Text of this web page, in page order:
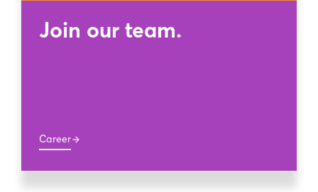
Join our team.
Careerarrow_forward